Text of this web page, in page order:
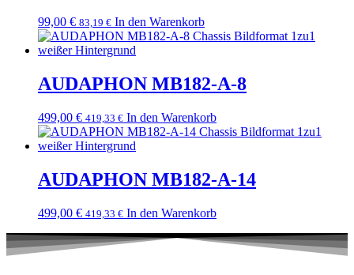
99,00 € 83,19 € In den Warenkorb
AUDAPHON MB182-A-8
499,00 € 419,33 € In den Warenkorb
AUDAPHON MB182-A-14
499,00 € 419,33 € In den Warenkorb